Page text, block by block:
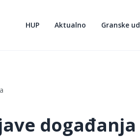
HUP Aktualno Granske
događanja